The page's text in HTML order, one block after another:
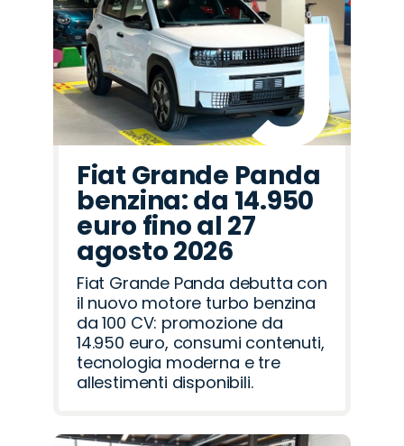
Fiat Grande Panda
benzina: da 14.950
euro fino al 27
agosto 2026
Fiat Grande Panda debutta con
il nuovo motore turbo benzina
da 100 CV: promozione da
14.950 euro, consumi contenuti,
tecnologia moderna e tre
allestimenti disponibili.